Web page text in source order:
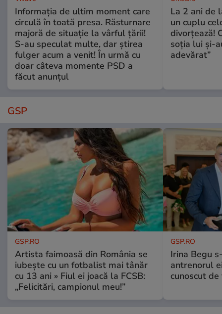
Informația de ultim moment care
circulă în toată presa. Răsturnare
majoră de situație la vârful țării!
S-au speculat multe, dar știrea
fulger acum a venit! În urmă cu
doar câteva momente PSD a
făcut anunțul
La 2 ani de
un cuplu
divorțează!
soția lui și-
adevărat”
GSP
GSP.RO
Artista faimoasă din România se
iubește cu un fotbalist mai tânăr
cu 13 ani » Fiul ei joacă la FCSB:
„Felicitări, campionul meu!”
GSP.RO
Irina Begu
antrenorul
cunoscut de